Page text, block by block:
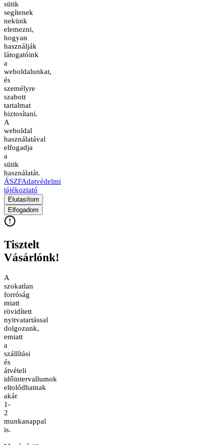
sütik
segítenek
nekünk
elemezni,
hogyan
használják
látogatóink
a
weboldalunkat,
és
személyre
szabott
tartalmat
biztosítani.
A
weboldal
használatával
elfogadja
a
sütik
használatát.
ÁSZFAdatvédelmi
tájékoztató
Elutasítom
Elfogadom
Tisztelt
Vásárlónk!
A
szokatlan
forróság
miatt
rövidített
nyitvatartással
dolgozunk,
emiatt
a
szállítási
és
átvételi
időintervallumok
eltolódhatnak
akár
1-
2
munkanappal
is.